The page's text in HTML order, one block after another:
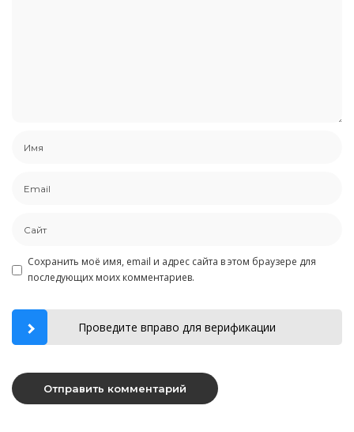
Сохранить моё имя, email и адрес сайта в этом браузере для
последующих моих комментариев.
Проведите вправо для верификации